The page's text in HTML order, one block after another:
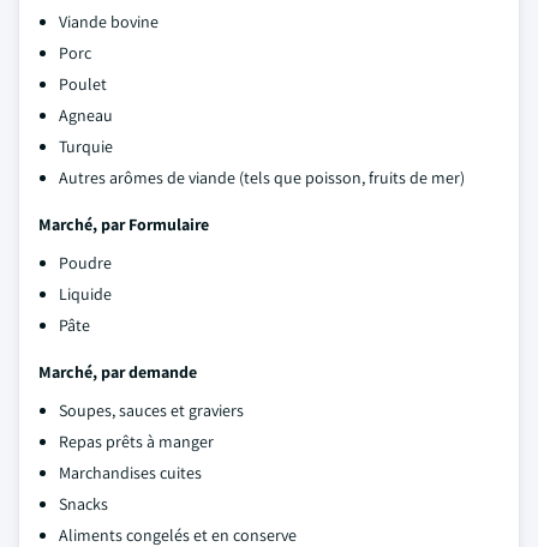
Viande bovine
Porc
Poulet
Agneau
Turquie
Autres arômes de viande (tels que poisson, fruits de mer)
Marché, parFormulaire
Poudre
Liquide
Pâte
Marché, par demande
Soupes, sauces et graviers
Repas prêts à manger
Marchandises cuites
Snacks
Aliments congelés et en conserve